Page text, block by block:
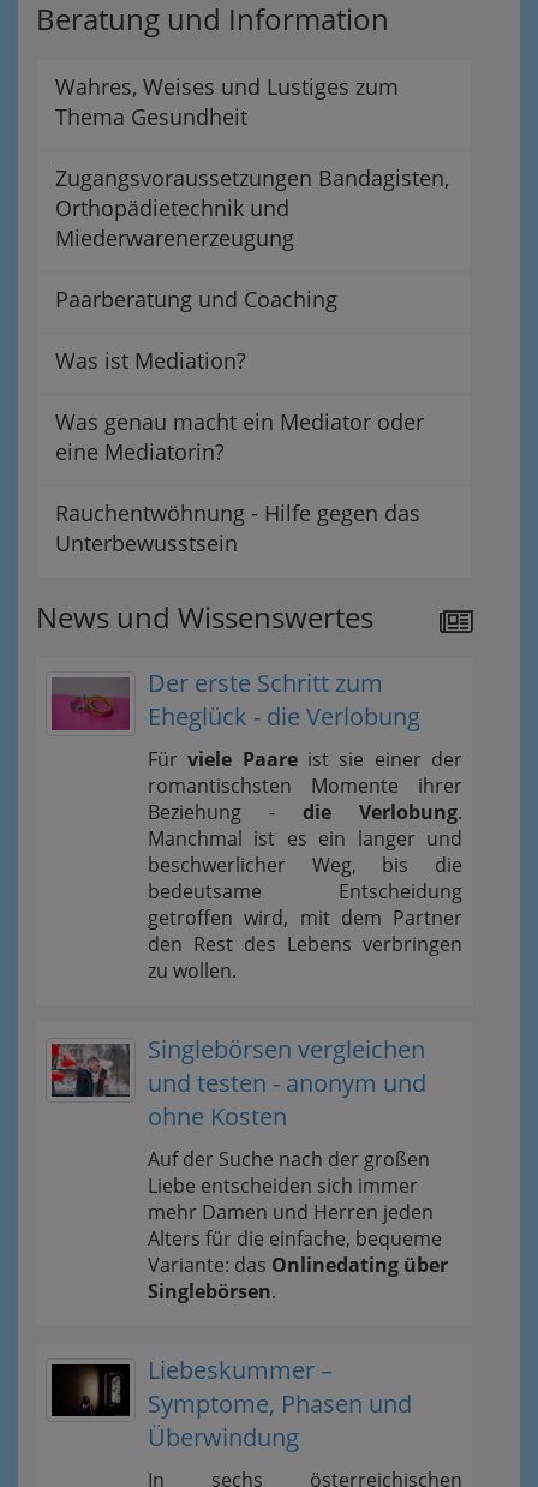
Beratung und Information
Wahres, Weises und Lustiges zum
Thema Gesundheit
Zugangsvoraussetzungen Bandagisten,
Orthopädietechnik und
Miederwarenerzeugung
Paarberatung und Coaching
Was ist Mediation?
Was genau macht ein Mediator oder
eine Mediatorin?
Rauchentwöhnung - Hilfe gegen das
Unterbewusstsein
News und Wissenswertes
Der erste Schritt zum
Eheglück - die Verlobung
Fürviele Paareist sie einer der
romantischsten Momente ihrer
Beziehung - die Verlobung.
Manchmal ist es ein langer und
beschwerlicher Weg, bis die
bedeutsame Entscheidung
getroffen wird, mit dem Partner
den Rest des Lebens verbringen
zu wollen.
Singlebörsen vergleichen
und testen - anonym und
ohne Kosten
Auf der Suche nach der großen
Liebe entscheiden sich immer
mehr Damen und Herren jeden
Alters für die einfache, bequeme
Variante: das Onlinedating über
Singlebörsen.
Liebeskummer –
Symptome, Phasen und
Überwindung
In sechs österreichischen